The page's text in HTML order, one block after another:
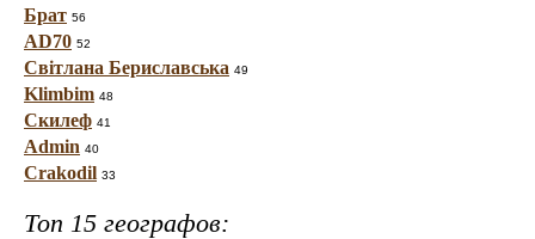
Брат 56
AD70 52
Світлана Бериславська 49
Klimbim 48
Скилеф 41
Admin 40
Crakodil 33
Топ 15 географов: